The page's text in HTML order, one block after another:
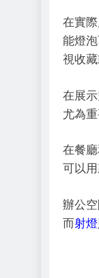
在實
能燈
視收
在展
尤為
在餐
可以
辦公
而射燈